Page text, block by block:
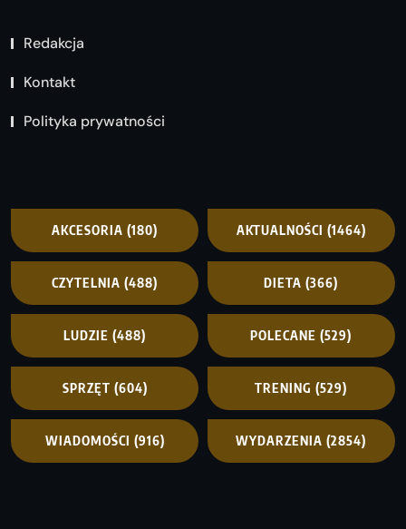
Redakcja
Kontakt
Polityka prywatności
AKCESORIA (180) AKTUALNOŚCI (1464)
CZYTELNIA (488) DIETA (366)
LUDZIE (488) POLECANE (529)
SPRZĘT (604) TRENING (529)
WIADOMOŚCI (916) WYDARZENIA (2854)